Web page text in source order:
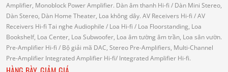
Amplifier, Monoblock Power Amplifier. Dàn âm thanh Hi-fi / Dàn Mini Stereo,
Dàn Stereo, Dàn Home Theater, Loa không dây. AV Receivers Hi-fi / AV
Receivers Hi-fi Tai nghe Audiophile / Loa Hi-fi / Loa Floorstanding, Loa
Bookshelf, Loa Center, Loa Subwoofer, Loa âm tường âm trần, Loa sân vườn.
Pre-Amplifier Hi-fi / Bộ giải mã DAC, Stereo Pre-Amplifiers, Multi-Channel
Pre-Amplifier Integrated Amplifier Hi-fi/ Integrated Amplifier Hi-fi.